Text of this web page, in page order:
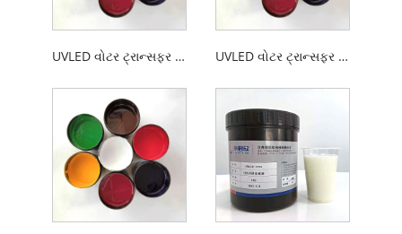
UVLED વોટર ટ્રાન્સફર સ્ક્રીન પ્રિન્ટીંગ ABS ઇંક UVLED વોટર ટ્રાન્સફર સ્ક્રીન પ્રિન્ટીંગ પ્લાસ્ટિક શાહી